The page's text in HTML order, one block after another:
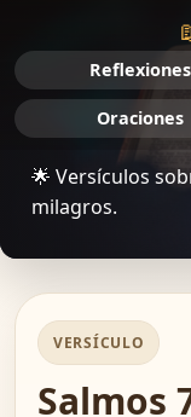
Reflexiones
Oraciones
🌟 Versículos
milagros.
VERSÍCULO
Salmos